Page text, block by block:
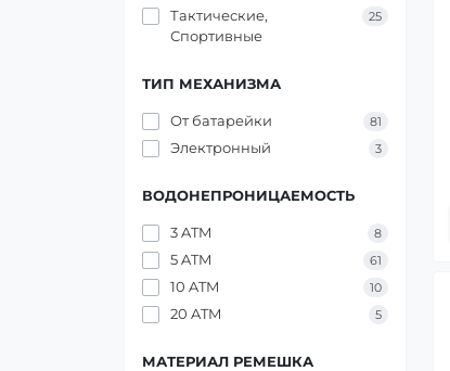
Тактические,
Спортивные
25
ТИП МЕХАНИЗМА
От батарейки 81
Электронный 3
ВОДОНЕПРОНИЦАЕМОСТЬ
3 ATM 8
5 ATM 61
10 ATM 10
20 ATM 5
МАТЕРИАЛ РЕМЕШКА